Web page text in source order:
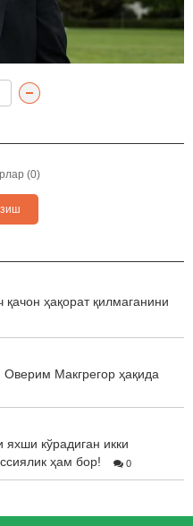
(0)
ҳақорат қилмаганини
Макгрегор ҳақида
кўрадиган икки
ҳам бор!
0